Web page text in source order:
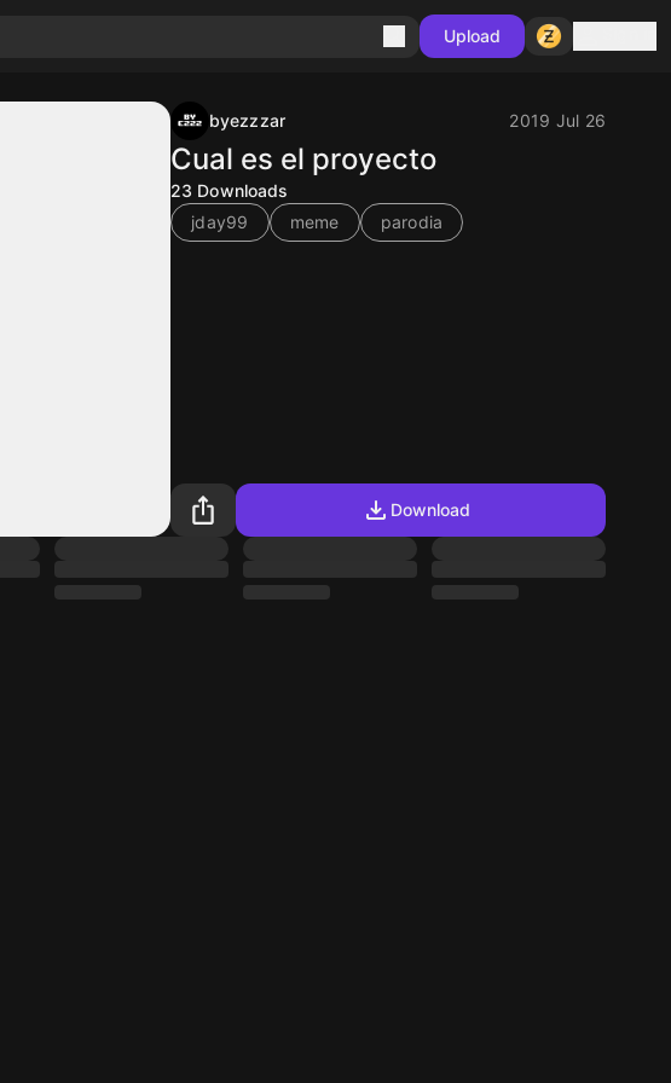
Upload
byezzzar 2019 Jul 26
Cual es el proyecto
23 Downloads
jday99
meme parodia
Download